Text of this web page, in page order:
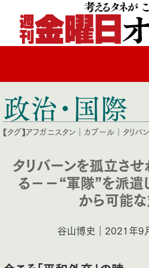
政治・国際
【タグ】アフガニスタン ｜ カブール ｜ タリバン
タリバーンを孤立さ
る－－“軍隊”を派遣
から可能
谷山博史｜2021年9